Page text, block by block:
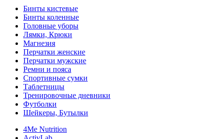
Бинты кистевые
Бинты коленные
Головные уборы
Лямки, Крюки
Магнезия
Перчатки женские
Перчатки мужские
Ремни и пояса
Спортивные сумки
Таблетницы
Тренировочные дневники
Футболки
Шейкеры, Бутылки
4Me Nutrition